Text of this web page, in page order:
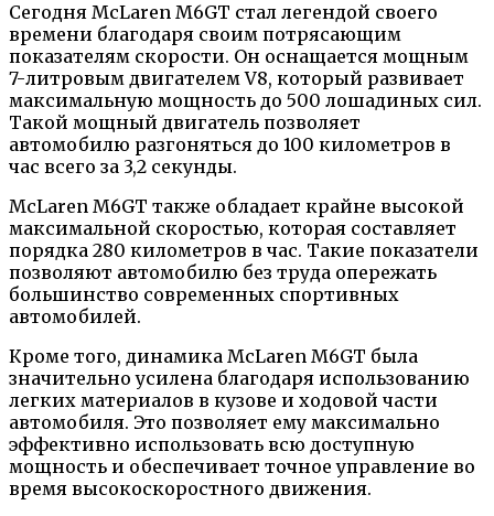
Сегодня McLaren M6GT стал легендой своего
времени благодаря своим потрясающим
показателям скорости. Он оснащается мощным
7-литровым двигателем V8, который развивает
максимальную мощность до 500 лошадиных сил.
Такой мощный двигатель позволяет
автомобилю разгоняться до 100 километров в
час всего за 3,2 секунды.
McLaren M6GT также обладает крайне высокой
максимальной скоростью, которая составляет
порядка 280 километров в час. Такие показатели
позволяют автомобилю без труда опережать
большинство современных спортивных
автомобилей.
Кроме того, динамика McLaren M6GT была
значительно усилена благодаря использованию
легких материалов в кузове и ходовой части
автомобиля. Это позволяет ему максимально
эффективно использовать всю доступную
мощность и обеспечивает точное управление во
время высокоскоростного движения.